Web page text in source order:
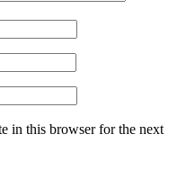
in this browser for the next